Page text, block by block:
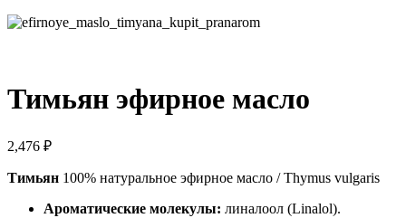
Тимьян эфирное масло
2,476 ₽
Тимьян 100% натуральное эфирное масло / Thymus vulgaris
Ароматические молекулы: линалоол (Linalol).